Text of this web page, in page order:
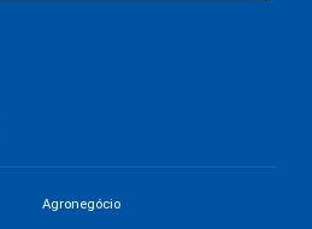
Agronegócio